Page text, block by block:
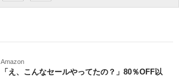
Amazon
「え、こんなセールやってたの？」80％OFF以